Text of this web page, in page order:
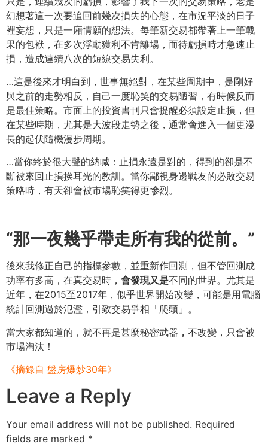
幻想著這一次要追回前幾次損失的心態，在市況平淡的日子
裡妄想，只是一廂情願的想法。每筆新交易都帶著上一筆戰
果的包袱，在多次浮動獲利不肯離場，而待虧損時才急速止
損，造成連續八次的短線交易失利。
…這是後來才明白到，世事無絕對，在某些周期中，是剛好
與之前的走勢相反，自己一度恥笑的交易陋習，有時候反而
是最佳策略。市面上的投資書刊只會提醒必須設定止損，但
在某些時期，尤其是大波段走勢之後，通常會進入一個更漫
長的起伏隨機漫步周期。
…當你終於很大聲的納喊：止損永遠是對的，得到的卻是不
斷被來回止損挨耳光的教訓。當你鄙視身邊戰友的必敗交易
策略時，有天卻會被市場恥笑得更慘烈。
“那一夜幾乎帶走所有我的從前。 ”
後來我修正自己的指標參數，並重新作回測，但不管回測成
功率有多高，在真交易時， 會發現又是不同的世界。尤其是
近年，在2015至2017年，似乎世界開始改變，可能是用電腦
統計回測過於氾濫，引致交易爭相「爬頭」。
當大家都知道的，就不再是甚麼秘密武器 ， 不改變，只會被
市場淘汰！
《摘錄自 盤房爆炒30年》
Leave a Reply
Your email address will not be published. Required
fields are marked *